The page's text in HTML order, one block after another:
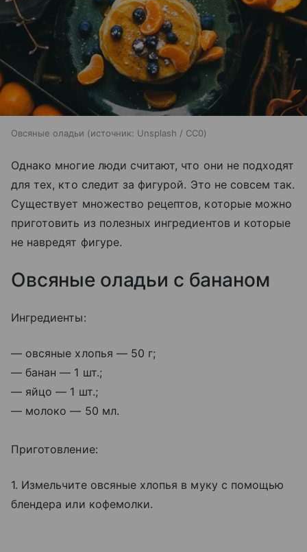
Овсяные оладьи источник: Unsplash / CC0
Однако многие люди считают, что они не подходят
для тех, кто следит за фигурой. Это не совсем так.
Существует множество рецептов, которые можно
приготовить из полезных ингредиентов и которые
не навредят фигуре.
Овсяные оладьи с бананом
Ингредиенты:
— овсяные хлопья — 50 г;
— банан — 1 шт.;
— яйцо — 1 шт.;
— молоко — 50 мл.
Приготовление:
1. Измельчите овсяные хлопья в муку с помощью
блендера или кофемолки.